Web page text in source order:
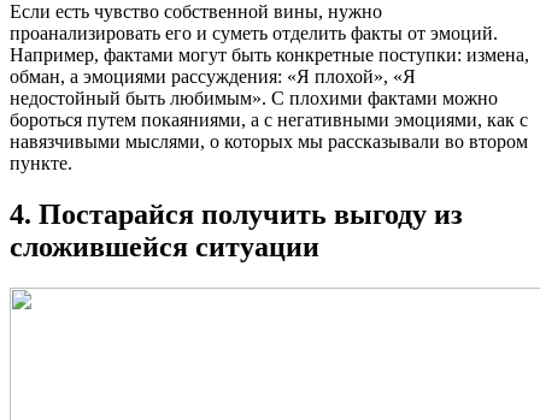
Если есть чувство собственной вины, нужно
проанализировать его и суметь отделить факты от эмоций.
Например, фактами могут быть конкретные поступки: измена,
обман, а эмоциями рассуждения: «Я плохой», «Я
недостойный быть любимым». С плохими фактами можно
бороться путем покаяниями, а с негативными эмоциями, как с
навязчивыми мыслями, о которых мы рассказывали во втором
пункте.
4. Постарайся получить выгоду из
сложившейся ситуации